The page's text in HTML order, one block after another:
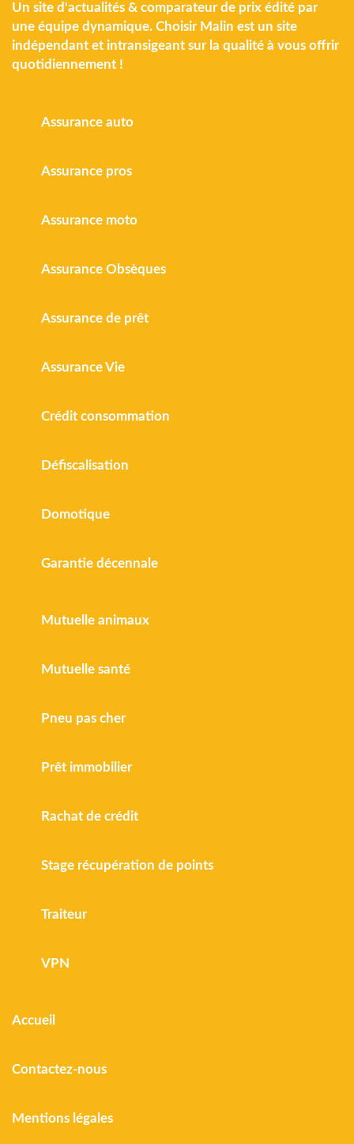
Un site d'actualités & comparateur de prix édité par
une équipe dynamique. Choisir Malin est un site
indépendant et intransigeant sur la qualité à vous offrir
quotidiennement !
Assurance auto
Assurance pros
Assurance moto
Assurance Obsèques
Assurance de prêt
Assurance Vie
Crédit consommation
Défiscalisation
Domotique
Garantie décennale
Mutuelle animaux
Mutuelle santé
Pneu pas cher
Prêt immobilier
Rachat de crédit
Stage récupération de points
Traiteur
VPN
Accueil
Contactez-nous
Mentions légales